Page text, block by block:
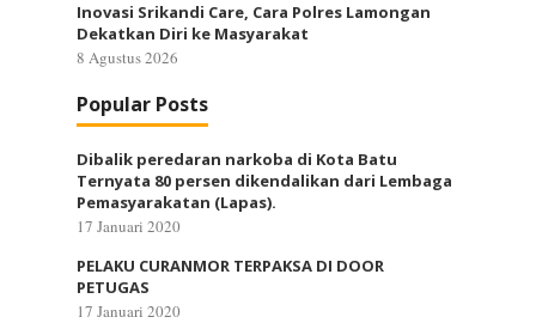
Inovasi Srikandi Care, Cara Polres Lamongan
Dekatkan Diri ke Masyarakat
8 Agustus 2026
Popular Posts
Dibalik peredaran narkoba di Kota Batu
Ternyata 80 persen dikendalikan dari Lembaga
Pemasyarakatan (Lapas).
17 Januari 2020
PELAKU CURANMOR TERPAKSA DI DOOR
PETUGAS
17 Januari 2020